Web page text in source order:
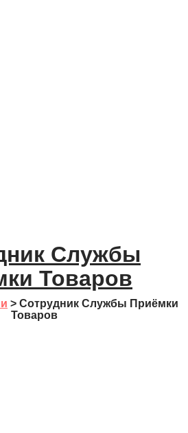
Службы
Товаров
> Сотрудник Службы Приёмки
Товаров